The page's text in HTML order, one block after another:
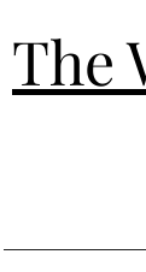
The